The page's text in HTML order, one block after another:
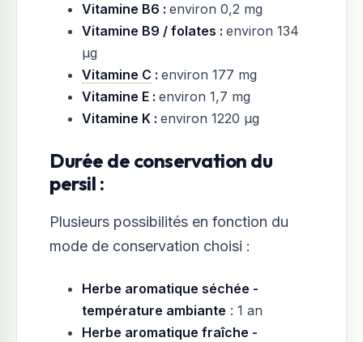
Vitamine B6 : environ 0,2 mg
Vitamine B9 / folates : environ 134
µg
Vitamine C : environ 177 mg
Vitamine E : environ 1,7 mg
Vitamine K : environ 1220 µg
Durée de conservation du
persil :
Plusieurs possibilités en fonction du
mode de conservation choisi :
Herbe aromatique séchée -
température ambiante : 1 an
Herbe aromatique fraîche -